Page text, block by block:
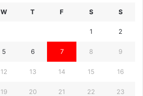
W T F S S
1 2
5 6 7 8 9
12 13 14 15 16
19 20 21 22 23